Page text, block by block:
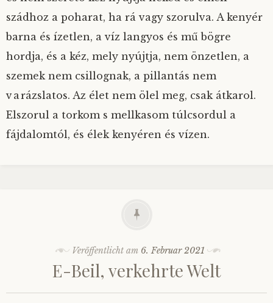
szádhoz a poharat, ha rá vagy szorulva. A kenyér
barna és ízetlen, a víz langyos és mű bögre
hordja, és a kéz, mely nyújtja, nem önzetlen, a
szemek nem csillognak, a pillantás nem
varázslatos. Az élet nem ölel meg, csak átkarol.
Elszorul a torkom s mellkasom túlcsordul a
fájdalomtól, és élek kenyéren és vízen.
Veröffentlicht am 6. Februar 2021
E-Beil, verkehrte Welt